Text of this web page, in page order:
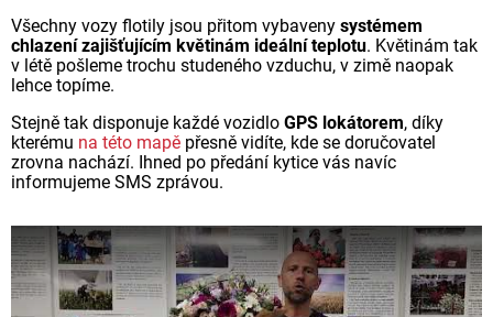
Všechny vozy flotily jsou přitom vybaveny systémem
chlazení zajišťujícím květinám ideální teplotu. Květinám tak
v létě pošleme trochu studeného vzduchu, v zimě naopak
lehce topíme.
Stejně tak disponuje každé vozidlo GPS lokátorem, díky
kterému na této mapě přesně vidíte, kde se doručovatel
zrovna nachází. Ihned po předání kytice vás navíc
informujeme SMS zprávou.